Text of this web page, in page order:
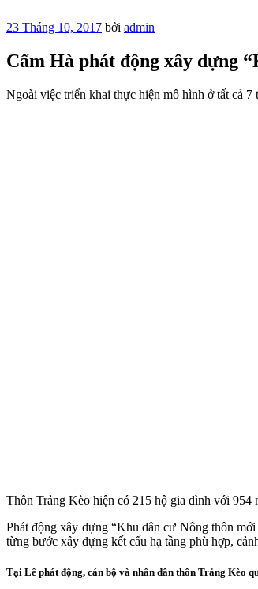
Đăng
23 Tháng 10, 2017 bởi admin
Cẩm Hà phát động xây dựng
Ngoài việc triển khai thực hiện mô hình ở tất cả
Thôn Trảng Kèo hiện có 215 hộ gia đình với 954
Phát động xây dựng “Khu dân cư Nông thôn
từng bước xây dựng kết cấu hạ tầng phù hợp,
Tại Lễ phát động, cán bộ và nhân dân thôn Trảng Kèo